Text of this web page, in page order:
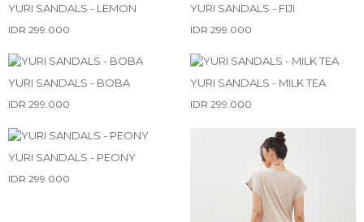
YURI SANDALS - LEMON
IDR 299.000
YURI SANDALS - FIJI
IDR 299.000
YURI SANDALS - BOBA
IDR 299.000
YURI SANDALS - MILK TEA
IDR 299.000
YURI SANDALS - PEONY
IDR 299.000